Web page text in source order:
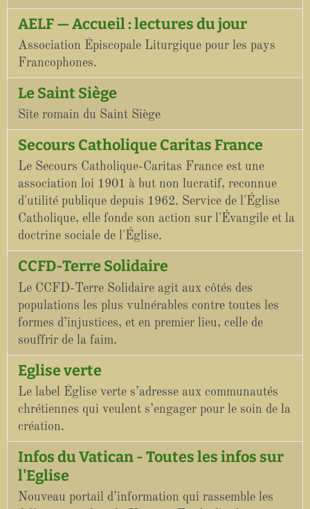
AELF — Accueil : lectures du jour
Association Épiscopale Liturgique pour les pays
Francophones.
Le Saint Siège
Site romain du Saint Siège
Secours Catholique Caritas France
Le Secours Catholique-Caritas France est une
association loi 1901 à but non lucratif, reconnue
d'utilité publique depuis 1962. Service de l'Église
Catholique, elle fonde son action sur l'Évangile et la
doctrine sociale de l'Église.
CCFD-Terre Solidaire
Le CCFD-Terre Solidaire agit aux côtés des
populations les plus vulnérables contre toutes les
formes d’injustices, et en premier lieu, celle de
souffrir de la faim.
Eglise verte
Le label Église verte s’adresse aux communautés
chrétiennes qui veulent s’engager pour le soin de la
création.
Infos du Vatican - Toutes les infos sur
l'Eglise
Nouveau portail d’information qui rassemble les